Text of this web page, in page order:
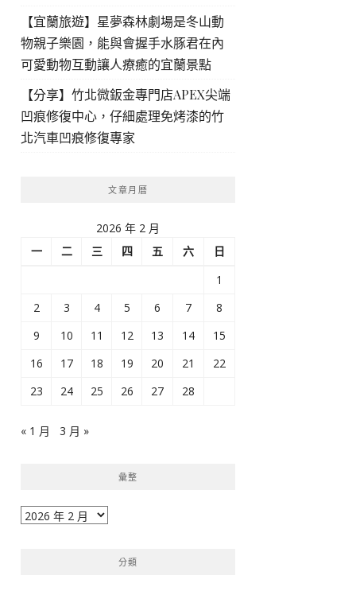
【宜蘭旅遊】星夢森林劇場是冬山動
物親子樂園，能與會握手水豚君在內
可愛動物互動讓人療癒的宜蘭景點
【分享】竹北微鈑金專門店APEX尖端
凹痕修復中心，仔細處理免烤漆的竹
北汽車凹痕修復專家
文章月曆
2026 年 2 月
一
二 三 四 五 六
日
1
2
3 4 5 6 7
8
9
10 11 12 13 14
15
16
17 18 19 20 21
22
23
24 25 26 27 28
« 1 月 3 月 »
彙整
彙
分類